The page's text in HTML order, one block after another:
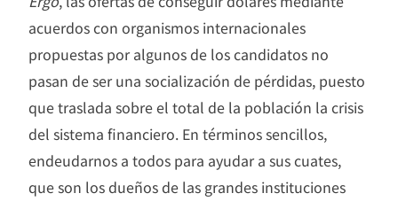
acuerdos con organismos internacionales
propuestas por algunos de los candidatos no
pasan de ser una socialización de pérdidas, puesto
que traslada sobre el total de la población la crisis
del sistema financiero. En términos sencillos,
endeudarnos a todos para ayudar a sus cuates,
que son los dueños de las grandes instituciones